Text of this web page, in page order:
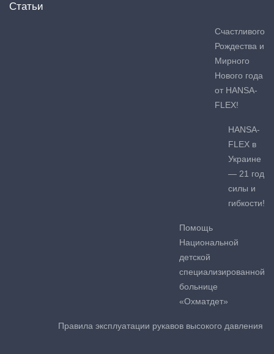
Статьи
Счастливого
Рождества и
Мирного
Нового года
от HANSA-
FLEX!
HANSA-
FLEX в
Украине
— 21 год
силы и
гибкости!
Помощь
Национальной
детской
специализированной
больнице
«Охматдет»
Правила эксплуатации рукавов высокого давления